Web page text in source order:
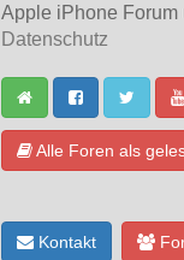
Apple iPhone Forum
Datenschutz
Alle Foren als
Kontakt